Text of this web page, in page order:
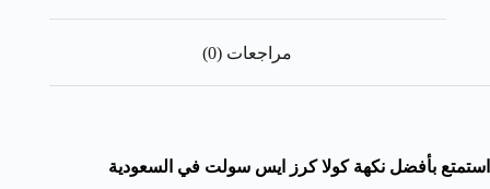
مراجعات (0)
استمتع بأفضل نكهة كولا كرز ايس سولت في السعودية